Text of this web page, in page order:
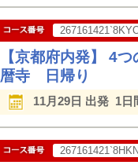
【京都府内発】 4
暦寺 日帰り
11月29日 出発 1日